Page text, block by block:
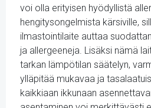
voi olla erityisen hyödyllistä
hengitysongelmista kärsiville,
ilmastointilaite auttaa
ja allergeeneja. Lisäksi nämä
tarkan lämpötilan säätelyn,
ylläpitää mukavaa ja
kaikkiaan ikkunaan